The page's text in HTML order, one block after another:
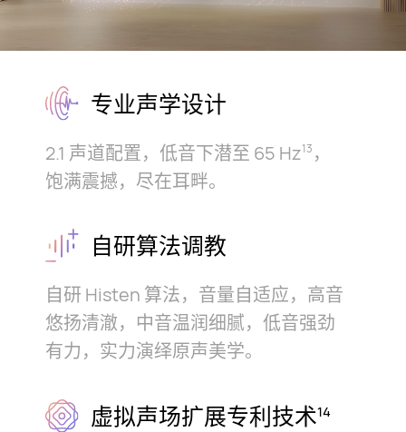
专业声学设计
2.1 声道配置，低音下潜至 65 Hz13 ，
饱⁠满震撼，尽在耳⁠畔。
自研算法调教
自研 Histen 算法，音量自适应，高音
悠⁠扬清澈，中音温润细腻，低音强劲
有⁠力，实力演绎原声美⁠学。
虚拟声场扩展专利技术14